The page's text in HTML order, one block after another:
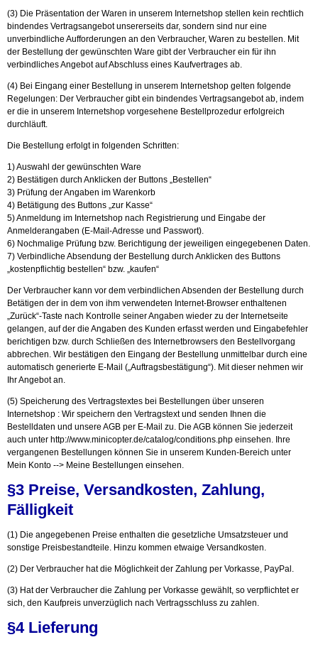
(3) Die Präsentation der Waren in unserem Internetshop stellen kein rechtlich
bindendes Vertragsangebot unsererseits dar, sondern sind nur eine
unverbindliche Aufforderungen an den Verbraucher, Waren zu bestellen. Mit
der Bestellung der gewünschten Ware gibt der Verbraucher ein für ihn
verbindliches Angebot auf Abschluss eines Kaufvertrages ab.
(4) Bei Eingang einer Bestellung in unserem Internetshop gelten folgende
Regelungen: Der Verbraucher gibt ein bindendes Vertragsangebot ab, indem
er die in unserem Internetshop vorgesehene Bestellprozedur erfolgreich
durchläuft.
Die Bestellung erfolgt in folgenden Schritten:
1) Auswahl der gewünschten Ware
2) Bestätigen durch Anklicken der Buttons „Bestellen“
3) Prüfung der Angaben im Warenkorb
4) Betätigung des Buttons „zur Kasse“
5) Anmeldung im Internetshop nach Registrierung und Eingabe der
Anmelderangaben (E-Mail-Adresse und Passwort).
6) Nochmalige Prüfung bzw. Berichtigung der jeweiligen eingegebenen Daten.
7) Verbindliche Absendung der Bestellung durch Anklicken des Buttons
„kostenpflichtig bestellen“ bzw. „kaufen“
Der Verbraucher kann vor dem verbindlichen Absenden der Bestellung durch
Betätigen der in dem von ihm verwendeten Internet-Browser enthaltenen
„Zurück“-Taste nach Kontrolle seiner Angaben wieder zu der Internetseite
gelangen, auf der die Angaben des Kunden erfasst werden und Eingabefehler
berichtigen bzw. durch Schließen des Internetbrowsers den Bestellvorgang
abbrechen. Wir bestätigen den Eingang der Bestellung unmittelbar durch eine
automatisch generierte E-Mail („Auftragsbestätigung“). Mit dieser nehmen wir
Ihr Angebot an.
(5) Speicherung des Vertragstextes bei Bestellungen über unseren
Internetshop : Wir speichern den Vertragstext und senden Ihnen die
Bestelldaten und unsere AGB per E-Mail zu. Die AGB können Sie jederzeit
auch unter http://www.minicopter.de/catalog/conditions.php einsehen. Ihre
vergangenen Bestellungen können Sie in unserem Kunden-Bereich unter
Mein Konto --> Meine Bestellungen einsehen.
§3 Preise, Versandkosten, Zahlung,
Fälligkeit
(1) Die angegebenen Preise enthalten die gesetzliche Umsatzsteuer und
sonstige Preisbestandteile. Hinzu kommen etwaige Versandkosten.
(2) Der Verbraucher hat die Möglichkeit der Zahlung per Vorkasse, PayPal.
(3) Hat der Verbraucher die Zahlung per Vorkasse gewählt, so verpflichtet er
sich, den Kaufpreis unverzüglich nach Vertragsschluss zu zahlen.
§4 Lieferung